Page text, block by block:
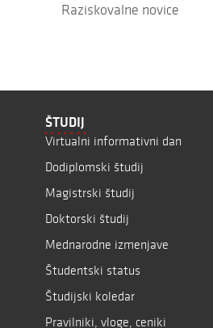
Raziskovalne novice
ŠTUDIJ
Virtualni informativni dan
Dodiplomski študij
Magistrski študij
Doktorski študij
Mednarodne izmenjave
Študentski status
Študijski koledar
Pravilniki, vloge, ceniki